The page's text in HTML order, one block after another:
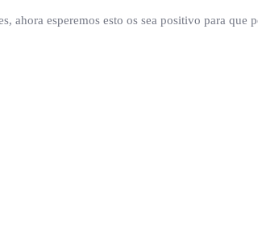
esperemos esto os sea positivo para que